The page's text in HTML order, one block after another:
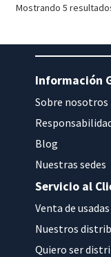
Mostrando 5
Información
Sobre nosotros
Blog
Nuestras sedes
Servicio al
Venta de usadas
Nuestros
Quiero ser